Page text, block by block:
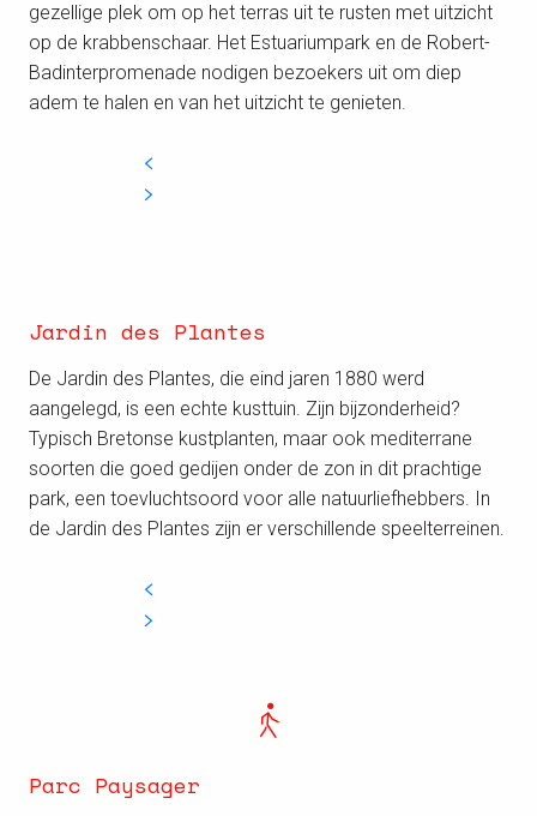
gezellige plek om op het terras uit te rusten met uitzicht
op de krabbenschaar. Het Estuariumpark en de Robert-
Badinterpromenade nodigen bezoekers uit om diep
adem te halen en van het uitzicht te genieten.
Jardin des Plantes
De Jardin des Plantes, die eind jaren 1880 werd
aangelegd, is een echte kusttuin. Zijn bijzonderheid?
Typisch Bretonse kustplanten, maar ook mediterrane
soorten die goed gedijen onder de zon in dit prachtige
park, een toevluchtsoord voor alle natuurliefhebbers. In
de Jardin des Plantes zijn er verschillende speelterreinen.
Parc Paysager